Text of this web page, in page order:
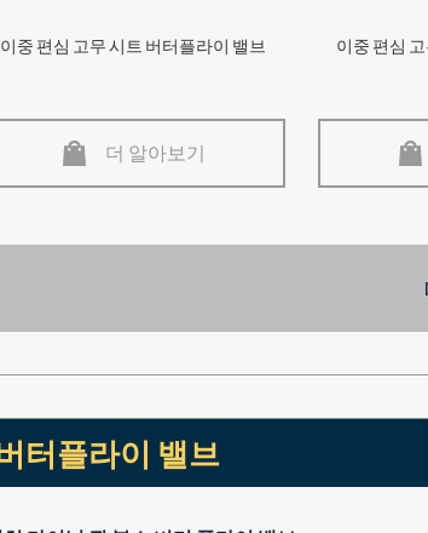
이중 편심 고무 시트 버터플라이 밸브
더 알아보기
이중 편심
터플라이 밸브